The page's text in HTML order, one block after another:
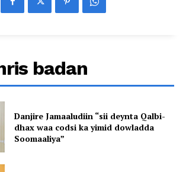
badan
Danjire Jamaaludiin “sii deynta Qalbi-
dhax waa codsi ka yimid dowladda
Soomaaliya”